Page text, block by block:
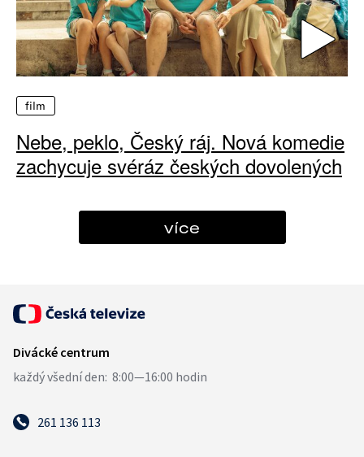
film
Nebe, peklo, Český ráj. Nová komedie
zachycuje svéráz českých dovolených
více
261 136 113